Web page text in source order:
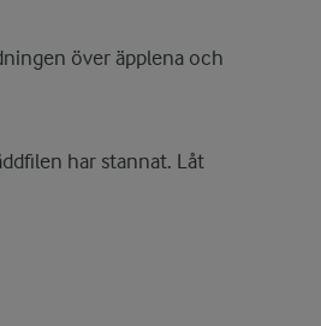
över äpplena och
har stannat. Låt